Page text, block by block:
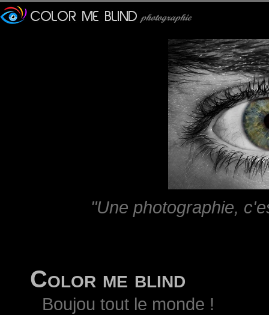
"Une photographie,
Color me blind
Boujou tout le monde !